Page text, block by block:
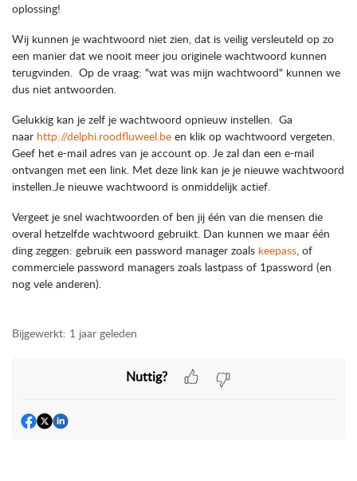
oplossing!
Wij kunnen je wachtwoord niet zien, dat is veilig versleuteld op zo
een manier dat we nooit meer jou originele wachtwoord kunnen
terugvinden. Op de vraag: "wat was mijn wachtwoord" kunnen we
dus niet antwoorden.
Gelukkig kan je zelf je wachtwoord opnieuw instellen. Ga
naar http://delphi.roodfluweel.be en klik op wachtwoord vergeten.
Geef het e-mail adres van je account op. Je zal dan een e-mail
ontvangen met een link. Met deze link kan je je nieuwe wachtwoord
instellen.Je nieuwe wachtwoord is onmiddelijk actief.
Vergeet je snel wachtwoorden of ben jij één van die mensen die
overal hetzelfde wachtwoord gebruikt. Dan kunnen we maar één
ding zeggen: gebruik een password manager zoals keepass, of
commerciele password managers zoals lastpass of 1password (en
nog vele anderen).
Bijgewerkt: 1 jaar geleden
Nuttig?